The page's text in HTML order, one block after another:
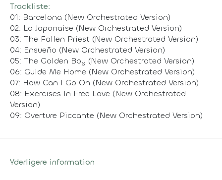
Trackliste:
01: Barcelona (New Orchestrated Version)
02: La Japonaise (New Orchestrated Version)
03: The Fallen Priest (New Orchestrated Version)
04: Ensueño (New Orchestrated Version)
05: The Golden Boy (New Orchestrated Version)
06: Guide Me Home (New Orchestrated Version)
07: How Can I Go On (New Orchestrated Version)
08: Exercises In Free Love (New Orchestrated
Version)
09: Overture Piccante (New Orchestrated Version)
Yderligere information